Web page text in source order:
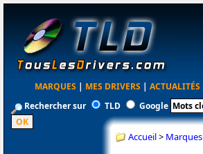
MARQUES | MES DRIVERS | ACTUALITÉS
Rechercher sur
TLD Google
Accueil> Marques